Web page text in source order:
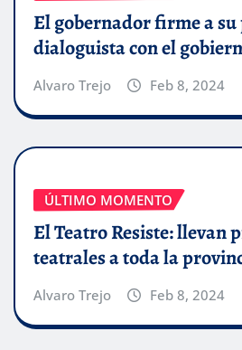
El gobernador firme a
dialoguista con el
Alvaro Trejo Feb 8, 2024
ÚLTIMO MOMENTO
El Teatro Resiste: llevan
teatrales a toda la
Alvaro Trejo Feb 8, 2024